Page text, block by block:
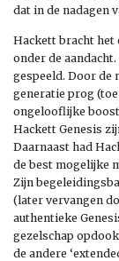
dat in de nadagen
Hackett bracht het
onder de aandacht.
gespeeld. Door de
generatie prog
ongelooflijke
Hackett Genesis
Daarnaast had
de best mogelijke
Zijn
(later vervangen
authentieke
gezelschap
de andere